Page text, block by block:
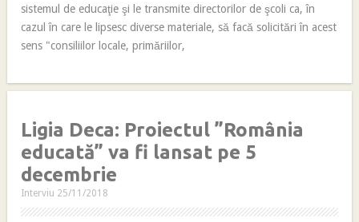
sistemul de educaţie şi le transmite directorilor de şcoli ca, în
cazul în care le lipsesc diverse materiale, să facă solicitări în acest
sens "consiliilor locale, primăriilor,
Ligia Deca: Proiectul ”România
educată” va fi lansat pe 5
decembrie
Interviu 25/11/2018